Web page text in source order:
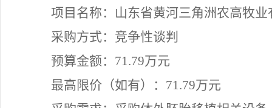
项目名称：山东省黄河三角洲农高牧
采购方式：竞争性谈判
预算金额： 71.79万元
最高限价（如有）： 71.79万元